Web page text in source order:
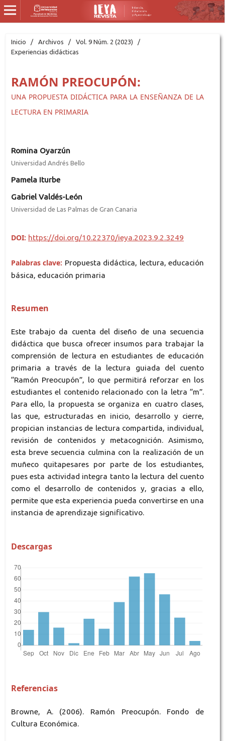
Inicio / Archivos / Vol. 9 Núm. 2 (2023)
/
Experiencias didácticas
RAMÓN PREOCUPÓN:
UNA PROPUESTA DIDÁCTICA PARA LA ENSEÑANZA DE LA
LECTURA EN PRIMARIA
Romina Oyarzún
Universidad Andrés Bello
Pamela Iturbe
Gabriel Valdés-León
Universidad de Las Palmas de Gran Canaria
DOI: https://doi.org/10.22370/ieya.2023.9.2.3249
Palabras clave: Propuesta didáctica, lectura, educación
básica, educación primaria
Resumen
Este trabajo da cuenta del diseño de una secuencia
didáctica que busca ofrecer insumos para trabajar la
comprensión de lectura en estudiantes de educación
primaria a través de la lectura guiada del cuento
“Ramón Preocupón”, lo que permitirá reforzar en los
estudiantes el contenido relacionado con la letra “m”.
Para ello, la propuesta se organiza en cuatro clases,
las que, estructuradas en inicio, desarrollo y cierre,
propician instancias de lectura compartida, individual,
revisión de contenidos y metacognición. Asimismo,
esta breve secuencia culmina con la realización de un
muñeco quitapesares por parte de los estudiantes,
pues esta actividad integra tanto la lectura del cuento
como el desarrollo de contenidos y, gracias a ello,
permite que esta experiencia pueda convertirse en una
instancia de aprendizaje significativo.
Descargas
Referencias
Browne, A. (2006). Ramón Preocupón. Fondo de
Cultura Económica.